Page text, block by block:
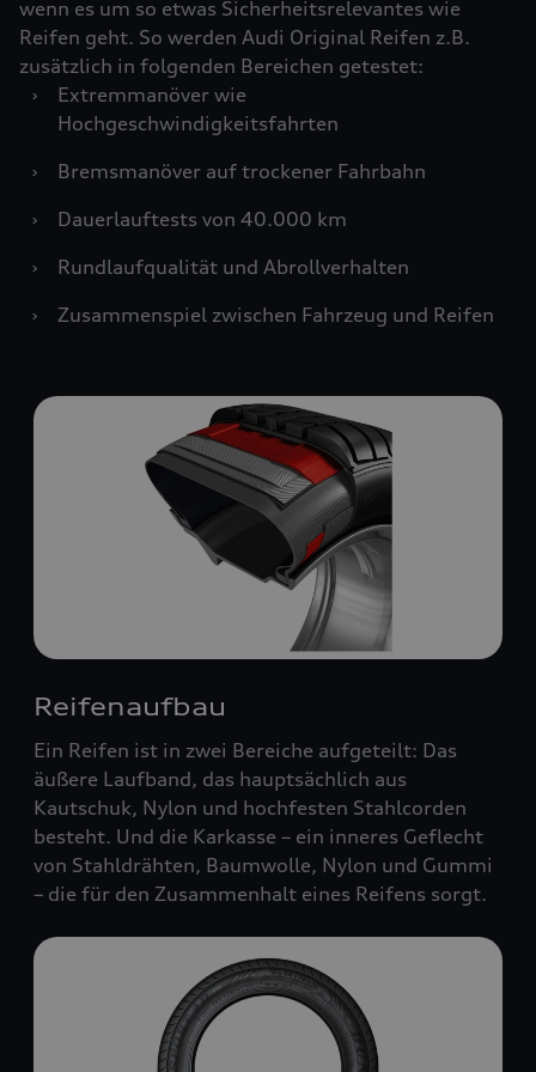
wenn es um so etwas Sicherheitsrelevantes wie
Reifen geht. So werden Audi Original Reifen z.B.
zusätzlich in folgenden Bereichen getestet:
›
Extremmanöver wie
Hochgeschwindigkeitsfahrten
›
Bremsmanöver auf trockener Fahrbahn
›
Dauerlauftests von 40.000 km
›
Rundlaufqualität und Abrollverhalten
›
Zusammenspiel zwischen Fahrzeug und Reifen
Reifenaufbau
Ein Reifen ist in zwei Bereiche aufgeteilt: Das
äußere Laufband, das hauptsächlich aus
Kautschuk, Nylon und hochfesten Stahlcorden
besteht. Und die Karkasse – ein inneres Geflecht
von Stahldrähten, Baumwolle, Nylon und Gummi
– die für den Zusammenhalt eines Reifens sorgt.